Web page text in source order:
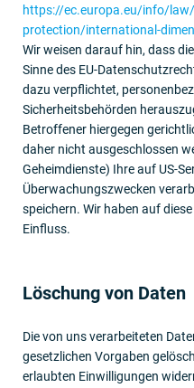
https://ec.europa.eu/info/
protection/international-
Wir weisen darauf hin, dass
Sinne des EU-
dazu verpflichtet,
Sicherheitsbehörden
Betroffener hiergegen
daher nicht ausgeschlossen
Geheimdienste) Ihre auf US-
Überwachungszwecken
speichern. Wir haben auf
Einfluss.
Löschung von Daten
Die von uns verarbeiteten
gesetzlichen Vorgaben
erlaubten Einwilligungen